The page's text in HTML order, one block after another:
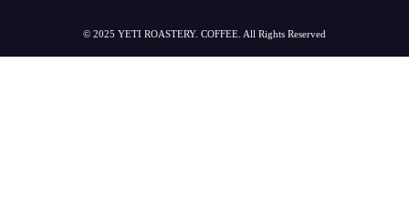
© 2025 YETI ROASTERY. COFFEE. All Rights Reserved